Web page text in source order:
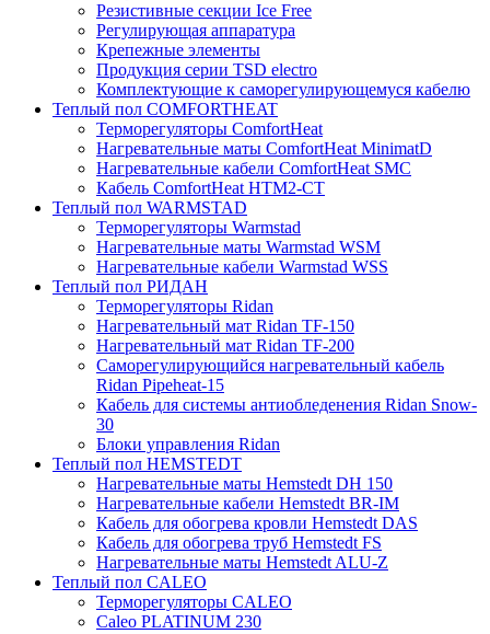
Резистивные секции Ice Free
Регулирующая аппаратура
Крепежные элементы
Продукция серии TSD electro
Комплектующие к саморегулирующемуся кабелю
Теплый пол COMFORTHEAT
Терморегуляторы ComfortHeat
Нагревательные маты ComfortHeat MinimatD
Нагревательные кабели ComfortHeat SMC
Кабель ComfortHeat HTM2-CT
Теплый пол WARMSTAD
Терморегуляторы Warmstad
Нагревательные маты Warmstad WSM
Нагревательные кабели Warmstad WSS
Теплый пол РИДАН
Терморегуляторы Ridan
Нагревательный мат Ridan TF-150
Нагревательный мат Ridan TF-200
Саморегулирующийся нагревательный кабель
Ridan Pipeheat-15
Кабель для системы антиобледенения Ridan Snow-
30
Блоки управления Ridan
Теплый пол HEMSTEDT
Нагревательные маты Hemstedt DH 150
Нагревательные кабели Hemstedt BR-IM
Кабель для обогрева кровли Hemstedt DAS
Кабель для обогрева труб Hemstedt FS
Нагревательные маты Hemstedt ALU-Z
Теплый пол CALEO
Терморегуляторы CALEO
Caleo PLATINUM 230